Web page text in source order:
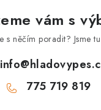
vám s
s něčím poradit? Jsme
info@
775 719 819